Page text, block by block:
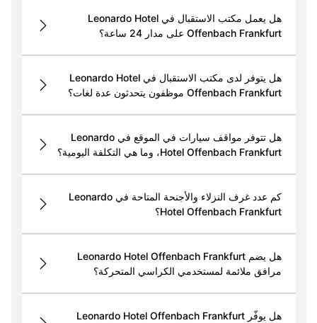
هل يعمل مكتب الاستقبال في Leonardo Hotel
Offenbach Frankfurt على مدار 24 ساعة؟
هل يتوفر لدى مكتب الاستقبال في Leonardo Hotel
Offenbach Frankfurt موظفون يتحدثون عدة لغات؟
هل تتوفر مواقف سيارات في الموقع في Leonardo
Hotel Offenbach Frankfurt، وما هي التكلفة اليومية؟
كم عدد غرف النزلاء والأجنحة المتاحة في Leonardo
Hotel Offenbach Frankfurt؟
هل يضم Leonardo Hotel Offenbach Frankfurt
مرافق ملائمة لمستخدمي الكراسي المتحركة؟
هل يوفّر Leonardo Hotel Offenbach Frankfurt